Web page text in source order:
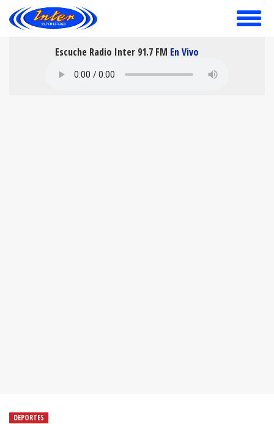
toggle
Escuche Radio Inter 91.7 FM En Vivo
DEPORTES